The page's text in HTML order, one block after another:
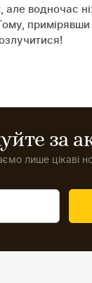
але водночас
за
лише цікаві